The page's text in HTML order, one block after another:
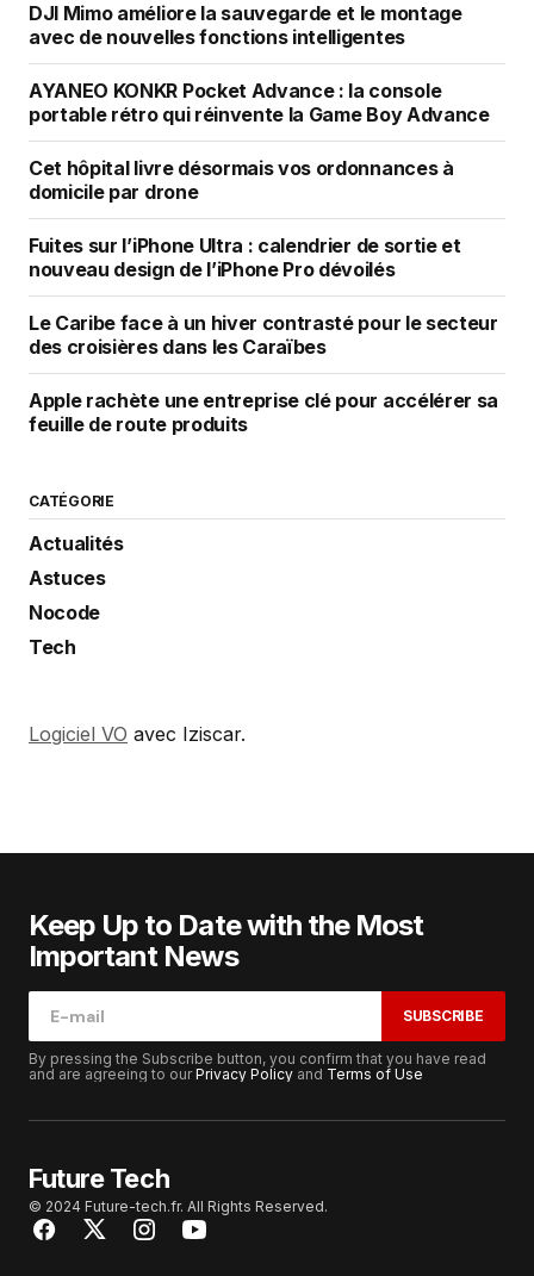
DJI Mimo améliore la sauvegarde et le montage
avec de nouvelles fonctions intelligentes
AYANEO KONKR Pocket Advance : la console
portable rétro qui réinvente la Game Boy Advance
Cet hôpital livre désormais vos ordonnances à
domicile par drone
Fuites sur l’iPhone Ultra : calendrier de sortie et
nouveau design de l’iPhone Pro dévoilés
Le Caribe face à un hiver contrasté pour le secteur
des croisières dans les Caraïbes
Apple rachète une entreprise clé pour accélérer sa
feuille de route produits
CATÉGORIE
Actualités
Astuces
Nocode
Tech
Logiciel VO avec Iziscar.
Keep Up to Date with the Most
Important News
SUBSCRIBE
By pressing the Subscribe button, you confirm that you have read
and are agreeing to ourPrivacy Policy and Terms of Use
Future Tech
© 2024 Future-tech.fr. All Rights Reserved.